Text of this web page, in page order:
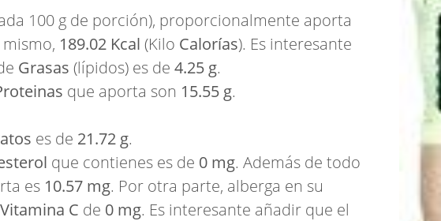
100 g de porción), proporcionalmente aporta
189.02 Kcal (Kilo Calorías). Es interesante
Grasas (lípidos) es de4.25 g.
que aporta son 15.55 g.
es de 21.72 g.
que contienes es de 0 mg. Además de todo
es 10.57 mg. Por otra parte, alberga en su
Vitamina C de 0 mg. Es interesante añadir que el